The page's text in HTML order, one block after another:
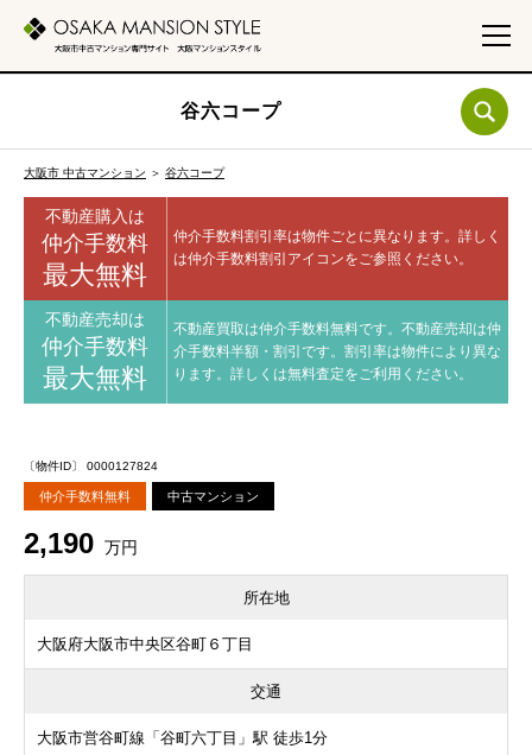
谷六コープ
大阪市 中古マンション ＞ 谷六コープ
不動産購入は
仲介手数料
最大無料
仲介手数料割引率は物件ごとに異なります。 詳しく
は仲介手数料割引アイコンをご参照ください。
不動産売却は
仲介手数料
最大無料
不動産買取は仲介手数料無料です。 不動産売却は仲
介手数料半額・割引です。 割引率は物件により異な
ります。 詳しくは無料査定をご利用ください。
〔物件ID〕 0000127824
仲介手数料無料 中古マンション
2,190 万円
所在地
大阪府大阪市中央区谷町６丁目
交通
大阪市営谷町線「谷町六丁目」駅 徒歩1分